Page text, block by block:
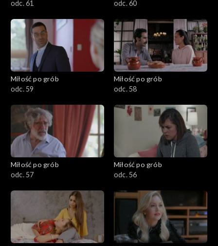
odc. 61 odc. 60
Miłość po grób
odc. 59
Miłość po grób
odc. 58
Miłość po grób
odc. 57
Miłość po grób
odc. 56